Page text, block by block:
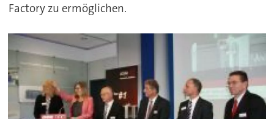
Factory zu ermöglichen.